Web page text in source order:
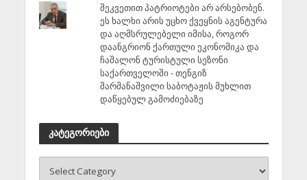
შეკვეთით პატრიოტები არ არსებობენ.
ეს ხალხი არის უცხო ქვეყნის აგენტურა
და აღმსრულებელი იმისა, როგორ
დაანგრიონ ქართული ეკონომიკა და
ჩაშალონ ტურისტული სეზონი
საქართველოში - თენგიზ
შარმანაშვილი საბოტაჟის მუხლით
დაწყებულ გამოძიებაზე
კატეგორიები